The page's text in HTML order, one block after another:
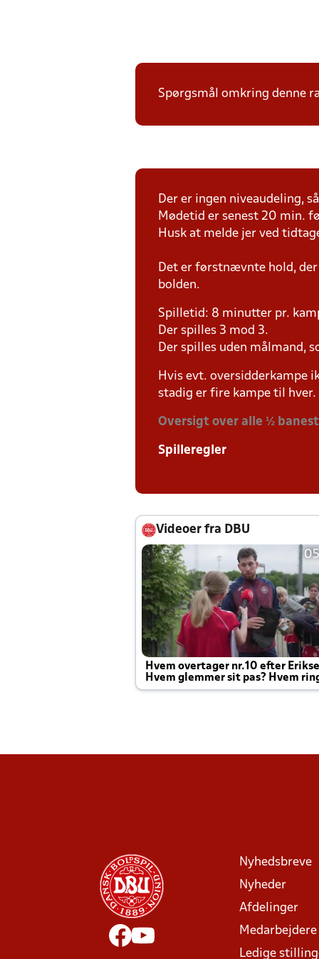
Spørgsmål omkring denne
Der er ingen niveaudeling,
Mødetid er senest 20 min.
Husk at melde jer ved
Det er førstnævnte hold,
bolden.
Spilletid: 8 minutter pr.
Der spilles 3 mod 3.
Der spilles uden målmand,
Hvis evt. oversidderkampe
stadig er fire kampe til hver.
Oversigt over alle ½
Spilleregler
Videoer fra DBU
Hvem overtager nr.10 efter
Hvem glemmer sit pas? Hvem
Joachim altid til efter kampe?
Nyhedsbreve
Nyheder
Afdelinger
Medarbejdere
Ledige